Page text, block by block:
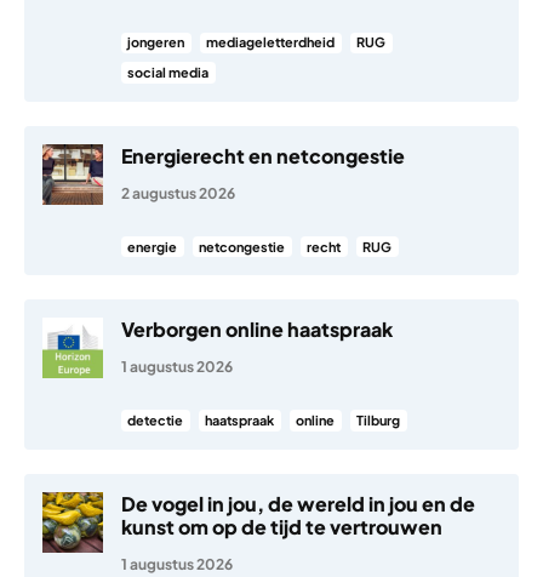
jongeren mediageletterdheid
RUG
social media
Energierecht en netcongestie
2 augustus 2026
energie netcongestie recht RUG
Verborgen online haatspraak
1 augustus 2026
detectie haatspraak online Tilburg
De vogel in jou, de wereld in jou en de
kunst om op de tijd te vertrouwen
1 augustus 2026